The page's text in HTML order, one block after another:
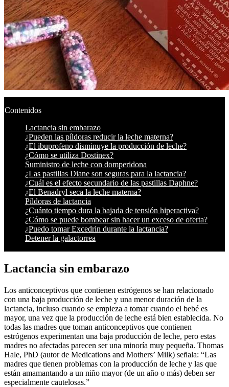
Contenidos
Lactancia sin embarazo
¿Pueden las píldoras reducir la leche materna?
¿El ibuprofeno disminuye la producción de leche?
¿Cómo se utiliza Dostinex?
Suministro de leche con domperidona
¿Las pastillas Diane son seguras para la lactancia?
¿Cuál es el efecto secundario de las pastillas Daphne?
¿El Benadryl seca la leche materna?
Píldoras de lactancia
¿Cuánto tiempo dura la bajada de tensión hiperactiva?
¿Cómo se puede bombear sin hacer un exceso de oferta?
¿Puedo tomar Excedrin durante la lactancia?
Detener la galactorrea
Lactancia sin embarazo
Los anticonceptivos que contienen estrógenos se han relacionado
con una baja producción de leche y una menor duración de la
lactancia, incluso cuando se empieza a tomar cuando el bebé es
mayor, una vez que la producción de leche está bien establecida. No
todas las madres que toman anticonceptivos que contienen
estrógenos experimentan una baja producción de leche, pero estas
madres no afectadas parecen ser una minoría muy pequeña. Thomas
Hale, PhD (autor de Medications and Mothers’ Milk) señala: “Las
madres que tienen problemas con la producción de leche y las que
están amamantando a un niño mayor (de un año o más) deben ser
especialmente cautelosas.”